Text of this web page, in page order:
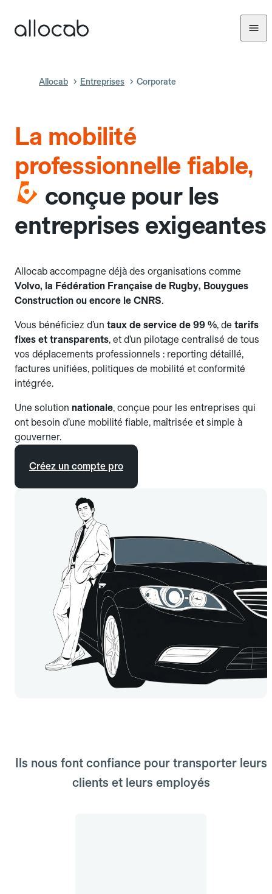
Allocab Entreprises Corporate
La mobilité
professionnelle fiable,
conçue pour les
entreprises exigeantes
Allocab accompagne déjà des organisations comme
Volvo, la Fédération Française de Rugby, Bouygues
Construction ou encore le CNRS.
Vous bénéficiez d’un taux de service de 99 %, de tarifs
fixes et transparents, et d’un pilotage centralisé de tous
vos déplacements professionnels : reporting détaillé,
factures unifiées, politiques de mobilité et conformité
intégrée.
Une solution nationale, conçue pour les entreprises qui
ont besoin d’une mobilité fiable, maîtrisée et simple à
gouverner.
Créez un compte pro
Ils nous font confiance pour transporter leurs
clients et leurs employés